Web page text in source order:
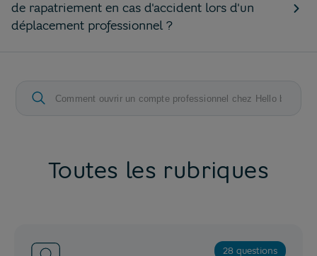
de rapatriement en cas d'accident lors d'un
déplacement professionnel ?
Toutes les rubriques
28 questions